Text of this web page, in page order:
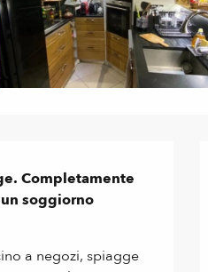
Completamente
soggiorno
a negozi, spiagge